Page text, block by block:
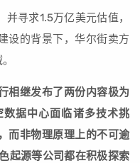
寻求1.5万亿美元估值，
设的背景下，华尔街卖方
相继发布了两份内容极为
据中心面临诸多技术挑
而非物理原理上的不可逾
起源等公司都在积极探索